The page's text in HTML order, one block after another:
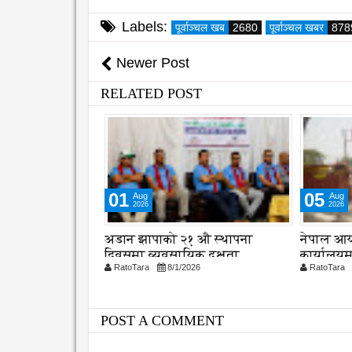
Labels: पूर्वाञ्चल खब 2680 पूर्वाञ्चल खबर
Newer Post
RELATED POST
01 Aug
2026
अडान झापाको २१ औ स्थापना
दिवसमा व्यवसायिक दक्षता,
विश्वसनीयता र गुणस्तरमा जोड
RatoTara 8/1/2026
05 Aug
2026
नेपाल
RatoTara
POST A COMMENT